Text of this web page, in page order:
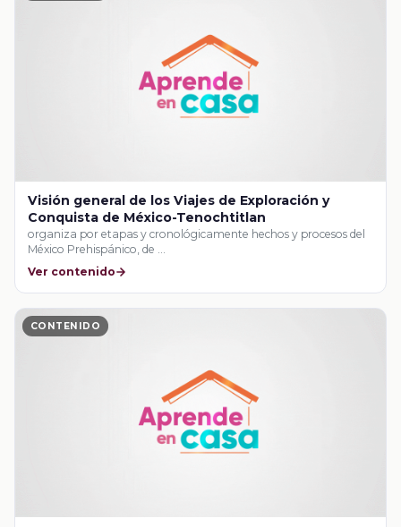
Visión general de los Viajes de Exploración y
Conquista de México-Tenochtitlan
organiza por etapas y cronológicamente hechos y procesos del
México Prehispánico, de …
Ver contenido
CONTENIDO